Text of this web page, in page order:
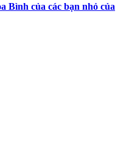
Bình của các bạn nhỏ của